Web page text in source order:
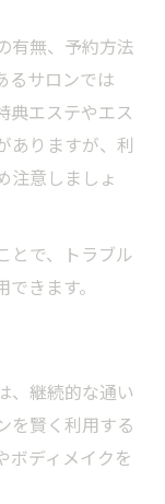
有無、予約方法
るサロンでは
典エステやエス
ありますが、利
注意しましょ
とで、トラブル
きます。
、継続的な通い
を賢く利用する
ボディメイクを